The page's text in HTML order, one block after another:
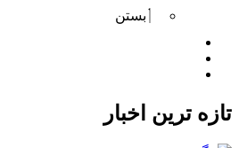
بستن
تازه ترین اخبار